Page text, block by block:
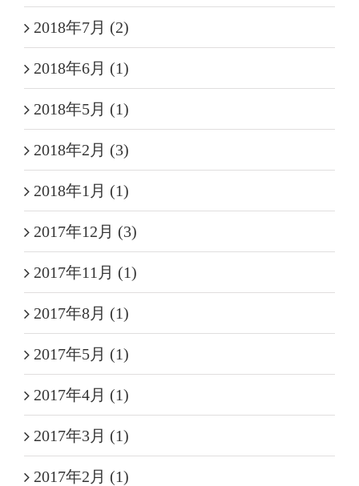
2018年7月 (2)
2018年6月 (1)
2018年5月 (1)
2018年2月 (3)
2018年1月 (1)
2017年12月 (3)
2017年11月 (1)
2017年8月 (1)
2017年5月 (1)
2017年4月 (1)
2017年3月 (1)
2017年2月 (1)